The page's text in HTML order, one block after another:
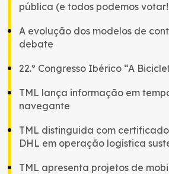
pública (e todos podemos
A evolução dos modelos de
debate
22.º Congresso Ibérico “A
TML lança informação em
navegante
TML distinguida com certificado
DHL em operação logística
TML apresenta projetos de